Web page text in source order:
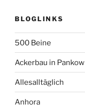
BLOGLINKS
500 Beine
Ackerbau in Pankow
Allesalltäglich
Anhora